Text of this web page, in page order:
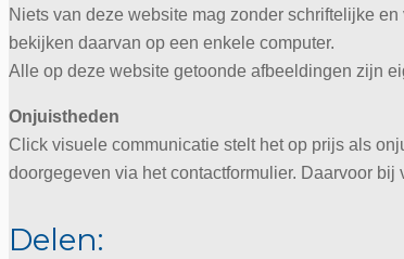
Niets van deze website mag zonder schriftelijke
bekijken daarvan op een enkele computer.
Alle op deze website getoonde afbeeldingen zijn
Onjuistheden
Click visuele communicatie stelt het op prijs als
doorgegeven via het contactformulier. Daarvoor bij
Delen: